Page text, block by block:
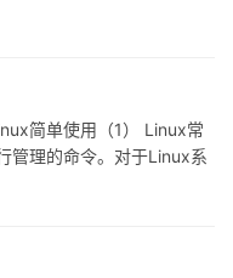
&amp…
简单使用（1） Linux常
管理的命令。对于Linux系
是它正常运行的核心。